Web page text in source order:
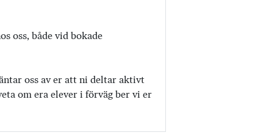
oss, både vid bokade
oss av er att ni deltar aktivt
om era elever i förväg ber vi er